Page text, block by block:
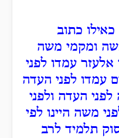
כתוב
ומקמי משה
אלעזר עמדו לפני
עמדו לפני העדה
העדה ולפני
משה היינו לפי
תלמיד לרב